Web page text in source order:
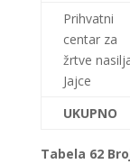
Prihvatni
centar za
žrtve
Jajce
UKUPNO
Tabela 62